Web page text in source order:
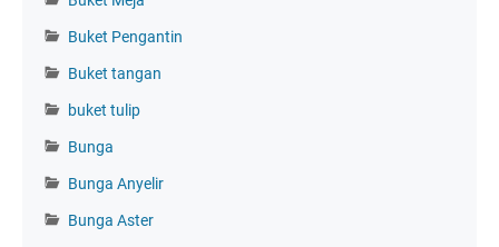
Buket Pengantin
Buket tangan
buket tulip
Bunga
Bunga Anyelir
Bunga Aster